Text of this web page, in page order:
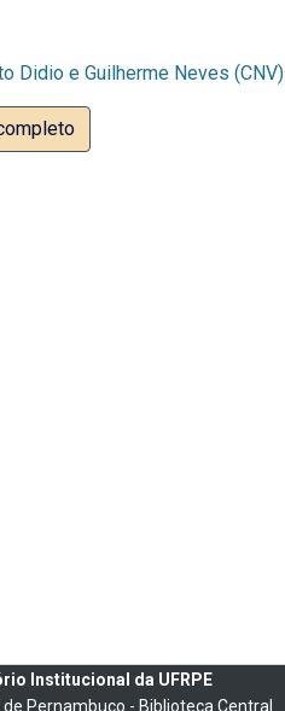
Didio e Guilherme Neves (CNV)
Institucional da UFRPE
Pernambuco - Biblioteca Central